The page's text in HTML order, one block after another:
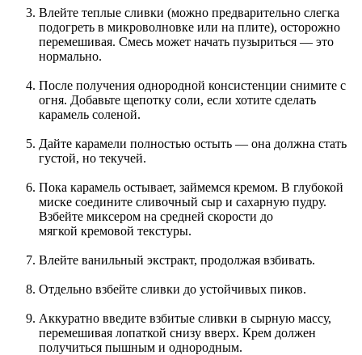
Влейте теплые сливки (можно предварительно слегка
подогреть в микроволновке или на плите), осторожно
перемешивая. Смесь может начать пузыриться — это
нормально.
После получения однородной консистенции снимите с
огня. Добавьте щепотку соли, если хотите сделать
карамель соленой.
Дайте карамели полностью остыть — она должна стать
густой, но текучей.
Пока карамель остывает, займемся кремом. В глубокой
миске соедините сливочный сыр и сахарную пудру.
Взбейте миксером на средней скорости до
мягкой кремовой текстуры.
Влейте ванильный экстракт, продолжая взбивать.
Отдельно взбейте сливки до устойчивых пиков.
Аккуратно введите взбитые сливки в сырную массу,
перемешивая лопаткой снизу вверх. Крем должен
получиться пышным и однородным.